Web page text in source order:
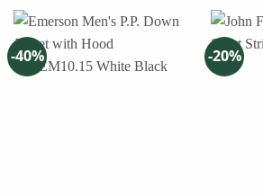
-40% -20%